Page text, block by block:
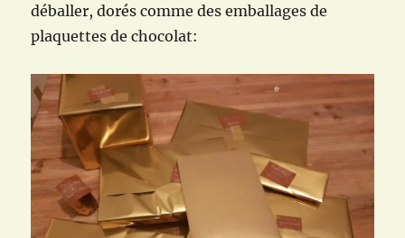
déballer, dorés comme des emballages de
plaquettes de chocolat: